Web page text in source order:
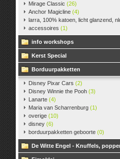
Mirage Classic (26)
Anchor Magicline (4)
larra, 100% katoen, licht glanzend,
accessoires (1)
info workshops
Kerst Special
Borduurpakketten
Disney Pixar Cars (2)
Disney Winnie the Pooh (3)
Lanarte (4)
Maria van Scharrenburg (1)
overige (10)
disney (6)
borduurpakketten geboorte (0)
De Witte Engel - Knuffels,